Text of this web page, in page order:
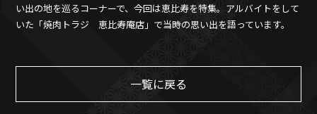
い出の地を巡るコーナーで、今回は恵比寿を特集。アルバイトをして
いた「焼肉トラジ 恵比寿庵店」で当時の思い出を語っています。
一覧に戻る